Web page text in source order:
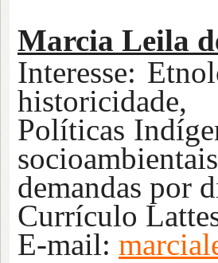
Marcia Leila
Interesse:
Políticas
demandas por
Currículo
E-mail: